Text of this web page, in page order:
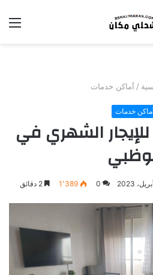
/ أماكن خدمات
خدمات
للإيجار الشهري في
0 1٬389 2 دقائق